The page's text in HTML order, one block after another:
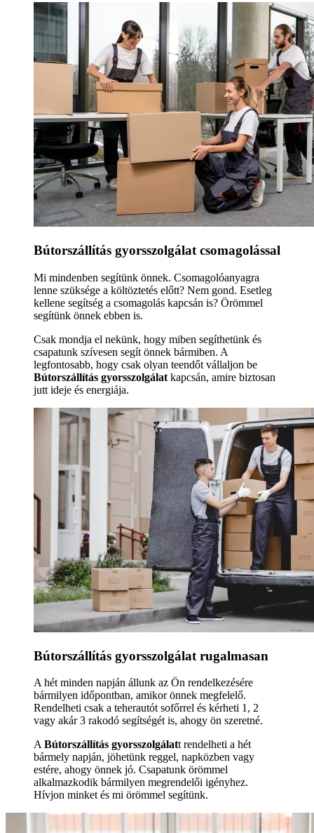
Bútorszállítás gyorsszolgálat csomagolással
Mi mindenben segítünk önnek. Csomagolóanyagra
lenne szüksége a költöztetés előtt? Nem gond. Esetleg
kellene segítség a csomagolás kapcsán is? Örömmel
segítünk önnek ebben is.
Csak mondja el nekünk, hogy miben segíthetünk és
csapatunk szívesen segít önnek bármiben. A
legfontosabb, hogy csak olyan teendőt vállaljon be
Bútorszállítás gyorsszolgálat kapcsán, amire biztosan
jutt ideje és energiája.
Bútorszállítás gyorsszolgálat rugalmasan
A hét minden napján állunk az Ön rendelkezésére
bármilyen időpontban, amikor önnek megfelelő.
Rendelheti csak a teherautót sofőrrel és kérheti 1, 2
vagy akár 3 rakodó segítségét is, ahogy ön szeretné.
A Bútorszállítás gyorsszolgálatt rendelheti a hét
bármely napján, jöhetünk reggel, napközben vagy
estére, ahogy önnek jó. Csapatunk örömmel
alkalmazkodik bármilyen megrendelői igényhez.
Hívjon minket és mi örömmel segítünk.